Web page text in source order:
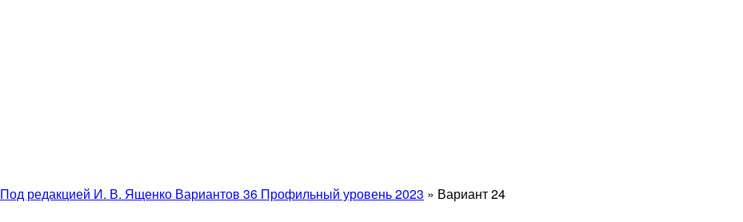
Под редакцией И. В. Ященко Вариантов 36 Профильный уровень 2023 » Вариант 24